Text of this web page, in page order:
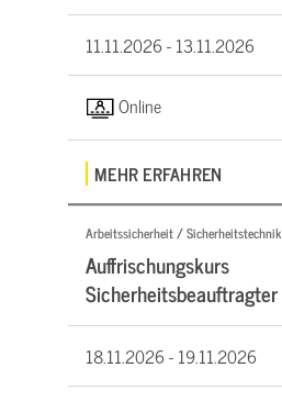
11.11.2026 -13.11.2026
Online
MEHR ERFAHREN
Arbeitssicherheit / Sicherheitstechnik
Auffrischungskurs
Sicherheitsbeauftragter
18.11.2026 -19.11.2026